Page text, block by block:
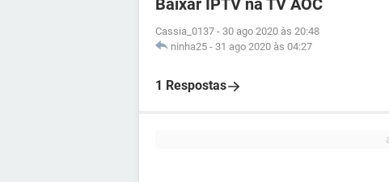
Baixar IPTV na TV AOC
Cassia_0137 - 30 ago 2020 às 20:48
ninha25 - 31 ago 2020 às 04:27
1 Respostas